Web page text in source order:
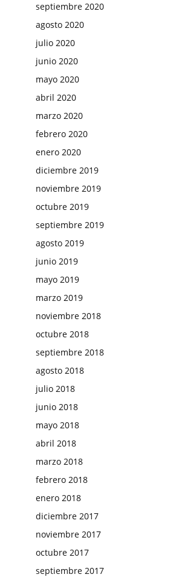
septiembre 2020
agosto 2020
julio 2020
junio 2020
mayo 2020
abril 2020
marzo 2020
febrero 2020
enero 2020
diciembre 2019
noviembre 2019
octubre 2019
septiembre 2019
agosto 2019
junio 2019
mayo 2019
marzo 2019
noviembre 2018
octubre 2018
septiembre 2018
agosto 2018
julio 2018
junio 2018
mayo 2018
abril 2018
marzo 2018
febrero 2018
enero 2018
diciembre 2017
noviembre 2017
octubre 2017
septiembre 2017